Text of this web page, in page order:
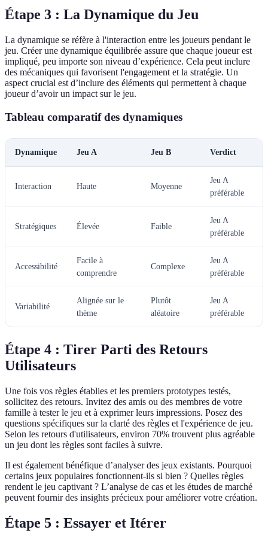
Étape 3 : La Dynamique du Jeu
La dynamique se réfère à l'interaction entre les joueurs pendant le
jeu. Créer une dynamique équilibrée assure que chaque joueur est
impliqué, peu importe son niveau d’expérience. Cela peut inclure
des mécaniques qui favorisent l'engagement et la stratégie. Un
aspect crucial est d’inclure des éléments qui permettent à chaque
joueur d’avoir un impact sur le jeu.
Tableau comparatif des dynamiques
Dynamique Jeu A Jeu B Verdict
Interaction Haute Moyenne
Jeu A
préférable
Stratégiques Élevée Faible
Jeu A
préférable
Accessibilité
Facile à
comprendre
Complexe
Jeu A
préférable
Variabilité
Alignée sur le
thème
Plutôt
aléatoire
Jeu A
préférable
Étape 4 : Tirer Parti des Retours
Utilisateurs
Une fois vos règles établies et les premiers prototypes testés,
sollicitez des retours. Invitez des amis ou des membres de votre
famille à tester le jeu et à exprimer leurs impressions. Posez des
questions spécifiques sur la clarté des règles et l'expérience de jeu.
Selon les retours d'utilisateurs, environ 70% trouvent plus agréable
un jeu dont les règles sont faciles à suivre.
Il est également bénéfique d’analyser des jeux existants. Pourquoi
certains jeux populaires fonctionnent-ils si bien ? Quelles règles
rendent le jeu captivant ? L’analyse de cas et les études de marché
peuvent fournir des insights précieux pour améliorer votre création.
Étape 5 : Essayer et Itérer